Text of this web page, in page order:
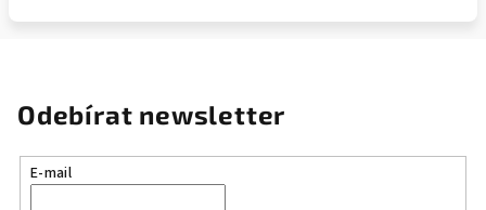
Odebírat newsletter
E-mail